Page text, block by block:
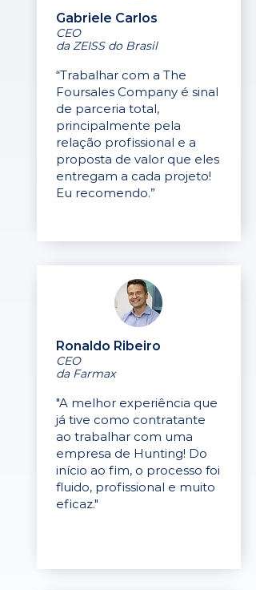
Gabriele Carlos
CEO
da ZEISS do Brasil
“Trabalhar com a The
Foursales Company é sinal
de parceria total,
principalmente pela
relação profissional e a
proposta de valor que eles
entregam a cada projeto!
Eu recomendo.”
Ronaldo Ribeiro
CEO
da Farmax
"A melhor experiência que
já tive como contratante
ao trabalhar com uma
empresa de Hunting! Do
início ao fim, o processo foi
fluido, profissional e muito
eficaz."